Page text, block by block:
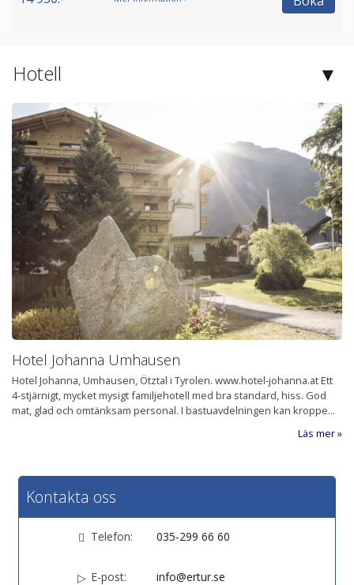
Hotell
Hotel Johanna Umhausen
Hotel Johanna, Umhausen, Ötztal i Tyrolen. www.hotel-johanna.at Ett
4-stjärnigt, mycket mysigt familjehotell med bra standard, hiss. God
mat, glad och omtänksam personal. I bastuavdelningen kan kroppe...
Läs mer
Kontakta oss
Telefon: 035-299 66 60
E-post: info@ertur.se